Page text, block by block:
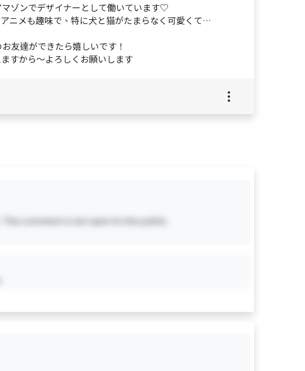
ゾンでデザイナーとして働いています♡
ニメも趣味で、特に犬と猫がたまらなく可愛くて…
友達ができたら嬉しいです！
すから～よろしくお願いします
comment is not open to the public.